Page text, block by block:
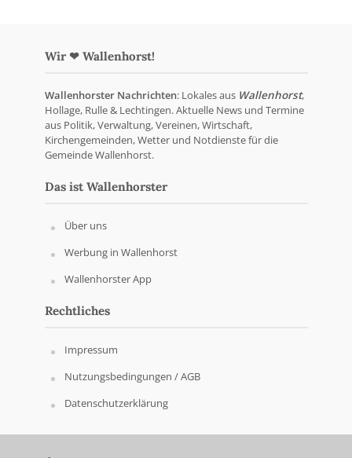
Wir ❤ Wallenhorst!
Wallenhorster Nachrichten: Lokales aus Wallenhorst,
Hollage, Rulle & Lechtingen. Aktuelle News und Termine
aus Politik, Verwaltung, Vereinen, Wirtschaft,
Kirchengemeinden, Wetter und Notdienste für die
Gemeinde Wallenhorst.
Das ist Wallenhorster
Über uns
Werbung in Wallenhorst
Wallenhorster App
Rechtliches
Impressum
Nutzungsbedingungen / AGB
Datenschutzerklärung